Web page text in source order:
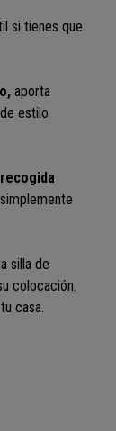
si tienes que
aporta
estilo
silla de
colocación.
casa.